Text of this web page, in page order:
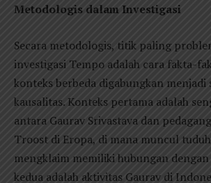
Metodologis dalam Investigasi
Secara metodologis, titik paling
investigasi Tempo adalah cara fakta-
konteks berbeda digabungkan menjadi
kausalitas. Konteks pertama adalah
antara Gaurav Srivastava dan
Troost di Eropa, di mana muncul
mengklaim memiliki hubungan dengan
kedua adalah aktivitas Gaurav di